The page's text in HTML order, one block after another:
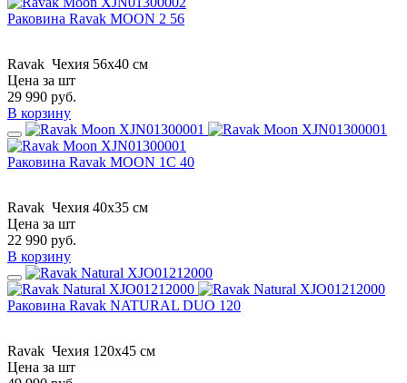
Раковина Ravak MOON 2 56
Ravak Чехия 56x40 см
Цена за шт
29 990 руб.
В корзину
Раковина Ravak MOON 1C 40
Ravak Чехия 40x35 см
Цена за шт
22 990 руб.
В корзину
Раковина Ravak NATURAL DUO 120
Ravak Чехия 120x45 см
Цена за шт